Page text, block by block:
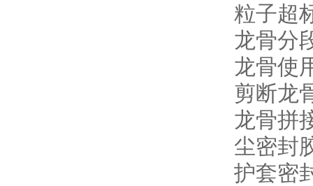
粒子超
龙骨分
龙骨使
剪断龙
龙骨拼
尘密封
护套密